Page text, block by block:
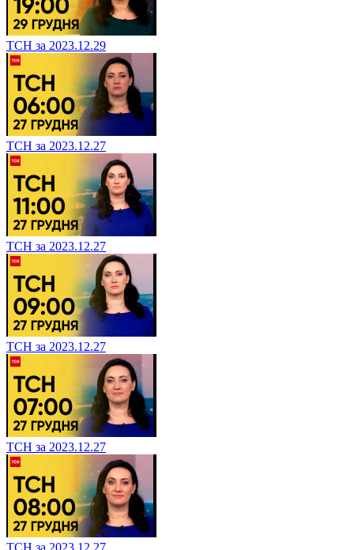
ТСН за 2023.12.29
ТСН за 2023.12.27
ТСН за 2023.12.27
ТСН за 2023.12.27
ТСН за 2023.12.27
ТСН за 2023.12.27